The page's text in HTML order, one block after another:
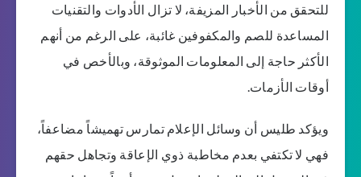
للتحقق من الأخبار المزيفة، لا تزال الأدوات والتقنيات
المساعدة للصم والمكفوفين غائبة، على الرغم من أنهم
الأكثر حاجة إلى المعلومات الموثوقة، وبالأخص في
أوقات الأزمات.
ويؤكد طليس أن وسائل الإعلام تمارس تهميشاً مضاعفاً،
فهي لا تكتفي بعدم مخاطبة ذوي الإعاقة وتجاهل حقهم